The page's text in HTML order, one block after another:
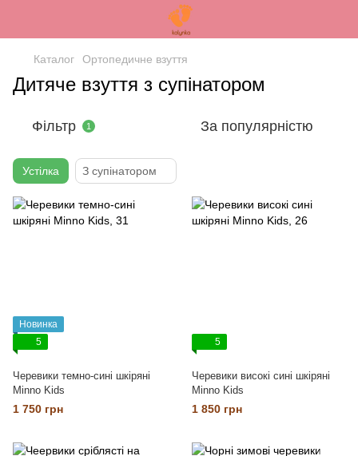
Каталог Ортопедичне взуття
Дитяче взуття з супінатором
Фільтр 1 За популярністю
Устілка З супінатором
Новинка
5
Черевики темно-сині шкіряні
Minno Kids
1 750 грн
5
Черевики високі сині шкіряні
Minno Kids
1 850 грн